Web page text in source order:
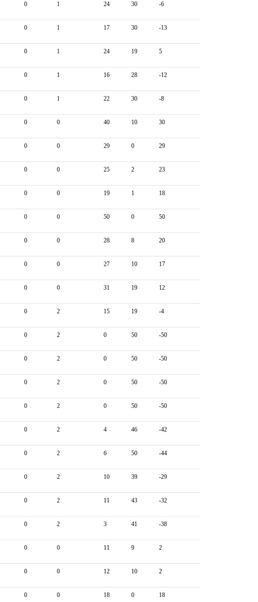
0 1 24 30 -6
0 1 17 30 -13
0 1 24 19 5
0 1 16 28 -12
0 1 22 30 -8
0 0 40 10 30
0 0 29 0 29
0 0 25 2 23
0 0 19 1 18
0 0 50 0 50
0 0 28 8 20
0 0 27 10 17
0 0 31 19 12
0 2 15 19 -4
0 2 0 50 -50
0 2 0 50 -50
0 2 0 50 -50
0 2 0 50 -50
0 2 4 46 -42
0 2 6 50 -44
0 2 10 39 -29
0 2 11 43 -32
0 2 3 41 -38
0 0 11 9 2
0 0 12 10 2
0 0 18 0 18